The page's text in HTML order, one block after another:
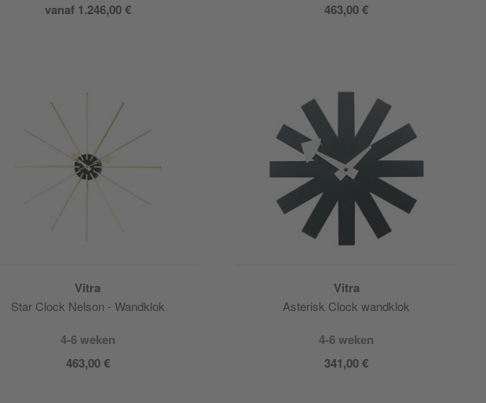
vanaf 1.246,00 €
463,00 €
Vitra
Star Clock Nelson - Wandklok
4-6 weken
463,00 €
Vitra
Asterisk Clock wandklok
4-6 weken
341,00 €